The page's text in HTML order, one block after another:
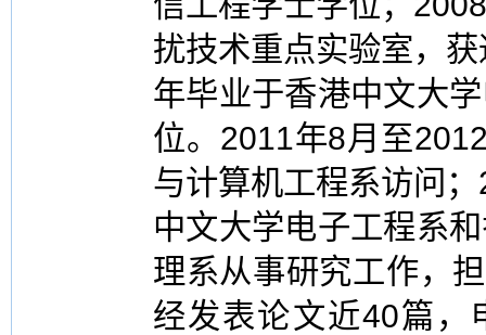
扰技术重点实验室，
年毕业于香港中文大
位。2011年8月至
与计算机工程系访问
中文大学电子工程系
理系从事研究工作，
经发表论文近40篇，